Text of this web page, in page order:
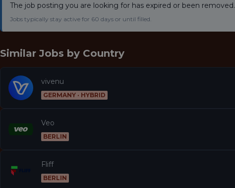
The job posting you are looking for has expired or been removed.
Jobs typically stay active for 60 days or until filled.
Similar Jobs by Country
vivenu
GERMANY · HYBRID
Veo
BERLIN
Fliff
BERLIN